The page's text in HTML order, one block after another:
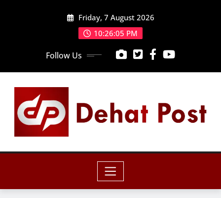
Friday, 7 August 2026
10:26:07 PM
Follow Us